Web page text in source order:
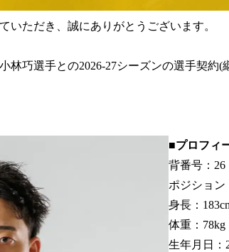
いただき、誠にありがとうございます。
林巧選手との2026-27シーズンの選手契約(
■プロフィ
背番号：26
ポジション
身長：
体重：78kg
生年月日：